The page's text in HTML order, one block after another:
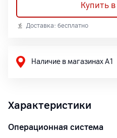
Купить
Доставка: бесплатно
Наличие в магазинах А1
Характеристики
Операционная система